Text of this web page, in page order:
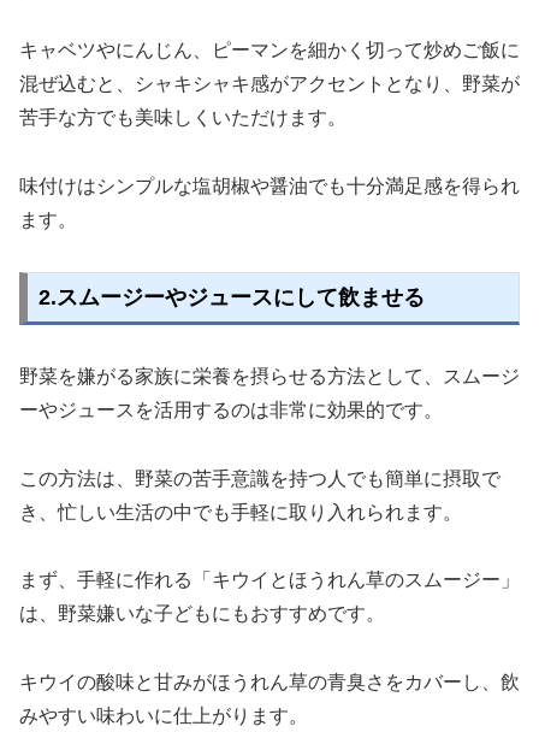
キャベツやにんじん、ピーマンを細かく切って炒めご飯に
混ぜ込むと、シャキシャキ感がアクセントとなり、野菜が
苦手な方でも美味しくいただけます。
味付けはシンプルな塩胡椒や醤油でも十分満足感を得られ
ます。
2.スムージーやジュースにして飲ませる
野菜を嫌がる家族に栄養を摂らせる方法として、スムージ
ーやジュースを活用するのは非常に効果的です。
この方法は、野菜の苦手意識を持つ人でも簡単に摂取で
き、忙しい生活の中でも手軽に取り入れられます。
まず、手軽に作れる「キウイとほうれん草のスムージー」
は、野菜嫌いな子どもにもおすすめです。
キウイの酸味と甘みがほうれん草の青臭さをカバーし、飲
みやすい味わいに仕上がります。